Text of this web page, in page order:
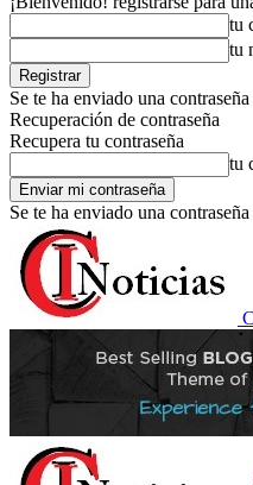
tu
tu
Se te ha enviado una
Recuperación de contraseña
Recupera tu contraseña
tu
Se te ha enviado una